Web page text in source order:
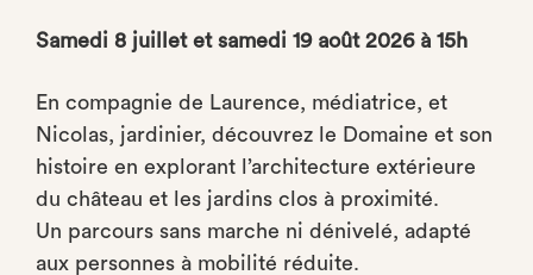
Samedi 8 juillet et samedi 19 août 2026 à 15h
En compagnie de Laurence, médiatrice, et
Nicolas, jardinier, découvrez le Domaine et son
histoire en explorant l’architecture extérieure
du château et les jardins clos à proximité.
Un parcours sans marche ni dénivelé, adapté
aux personnes à mobilité réduite.